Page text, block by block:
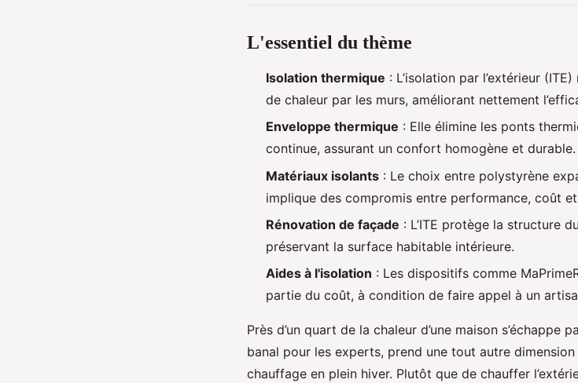
L'essentiel du thème
Isolation thermique : L’isolation par l’extérieur
de chaleur par les murs, améliorant nettement
Enveloppe thermique : Elle élimine les ponts
continue, assurant un confort homogène et durable.
Matériaux isolants : Le choix entre polystyrène
implique des compromis entre performance, coût
Rénovation de façade : L’ITE protège la structure
préservant la surface habitable intérieure.
Aides à l'isolation : Les dispositifs comme
partie du coût, à condition de faire appel à un
Près d’un quart de la chaleur d’une maison s’échappe
banal pour les experts, prend une tout autre
chauffage en plein hiver. Plutôt que de chauffer